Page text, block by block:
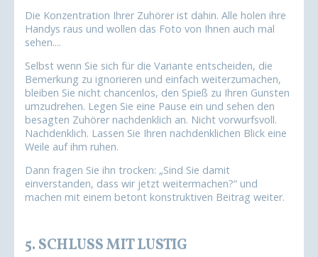
Die Konzentration Ihrer Zuhörer ist dahin. Alle holen ihre
Handys raus und wollen das Foto von Ihnen auch mal
sehen....
Selbst wenn Sie sich für die Variante entscheiden, die
Bemerkung zu ignorieren und einfach weiterzumachen,
bleiben Sie nicht chancenlos, den Spieß zu Ihren Gunsten
umzudrehen. Legen Sie eine Pause ein und sehen den
besagten Zuhörer nachdenklich an. Nicht vorwurfsvoll.
Nachdenklich. Lassen Sie Ihren nachdenklichen Blick eine
Weile auf ihm ruhen.
Dann fragen Sie ihn trocken: „Sind Sie damit
einverstanden, dass wir jetzt weitermachen?“ und
machen mit einem betont konstruktiven Beitrag weiter.
5. SCHLUSS MIT LUSTIG